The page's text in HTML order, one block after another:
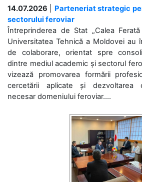
14.07.2026
Parteneriat strategic
sectorului feroviar
Întreprinderea de Stat „Calea
Universitatea Tehnică a Moldovei au
de colaborare, orientat spre
dintre mediul academic și sectorul
vizează promovarea formării
cercetării aplicate și dezvoltarea
necesar domeniului feroviar....